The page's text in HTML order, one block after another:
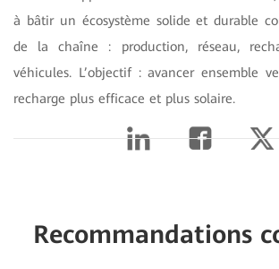
à bâtir un écosystème solide et durable
de la chaîne : production, réseau,
véhicules. L’objectif : avancer ensemble
recharge plus efficace et plus solaire.
Recommandations